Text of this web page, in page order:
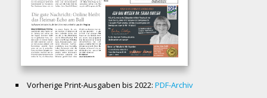
Vorherige Print-Ausgaben bis 2022: PDF-Archiv